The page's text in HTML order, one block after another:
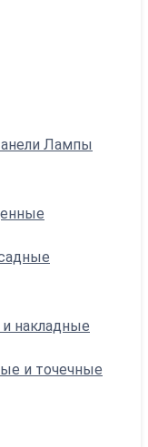
Лампы
накладные
и точечные